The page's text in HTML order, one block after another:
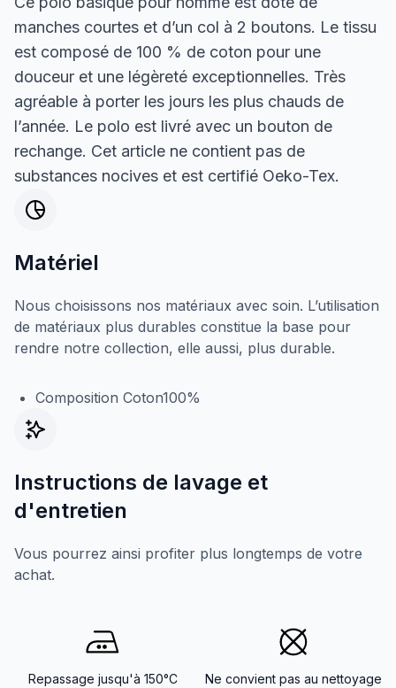
manches courtes et d’un col à 2 boutons. Le tissu
est composé de 100 % de coton pour une
douceur et une légèreté exceptionnelles. Très
agréable à porter les jours les plus chauds de
l’année. Le polo est livré avec un bouton de
rechange. Cet article ne contient pas de
substances nocives et est certifié Oeko-Tex.
Matériel
Nous choisissons nos matériaux avec soin. L’utilisation
de matériaux plus durables constitue la base pour
rendre notre collection, elle aussi, plus durable.
Composition Coton100%
Instructions de lavage et
d'entretien
Vous pourrez ainsi profiter plus longtemps de votre
achat.
Repassage jusqu'à 150°C
Ne convient pas au nettoyage